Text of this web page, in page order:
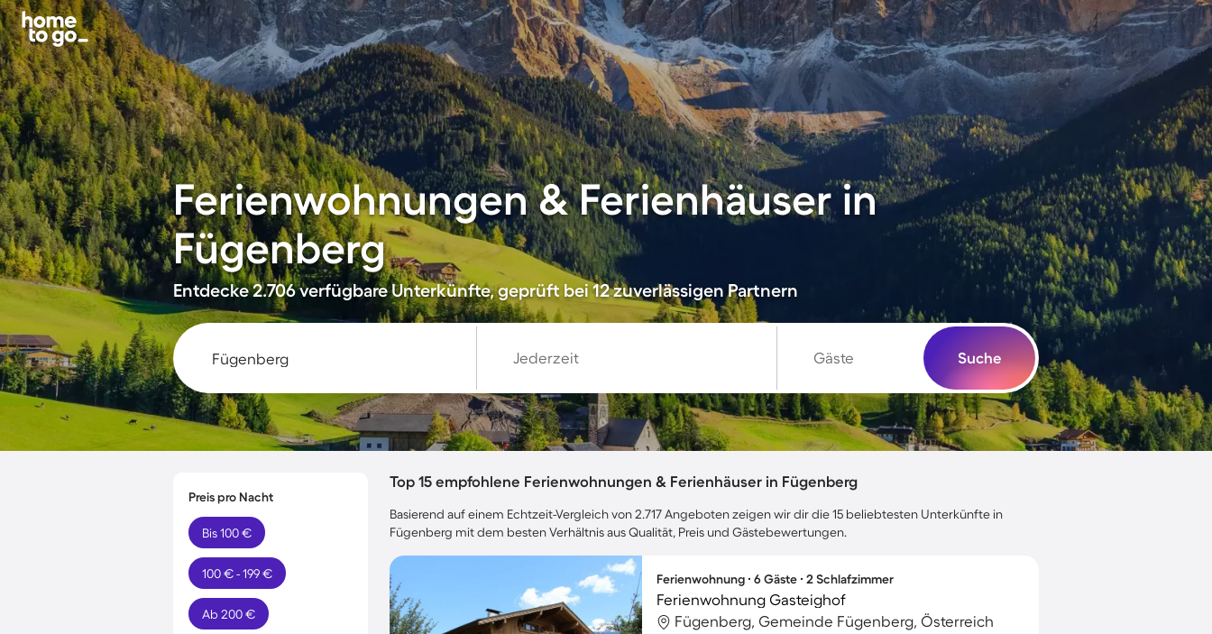
Ferienwohnungen & Ferienhäuser in
Fügenberg
Entdecke 2.706 verfügbare Unterkünfte, geprüft bei 12 zuverlässigen Partnern
Jederzeit Gäste Suche
Preis pro Nacht
Bis 100 €
100 € - 199 €
Ab 200 €
Top 15 empfohlene Ferienwohnungen & Ferienhäuser in Fügenberg
Basierend auf einem Echtzeit-Vergleich von 2.717 Angeboten zeigen wir dir die 15 beliebtesten Unterkünfte in
Fügenberg mit dem besten Verhältnis aus Qualität, Preis und Gästebewertungen.
Ferienwohnung ∙ 6 Gäste ∙ 2 Schlafzimmer
Ferienwohnung Gasteighof
Fügenberg, Gemeinde Fügenberg, Österreich